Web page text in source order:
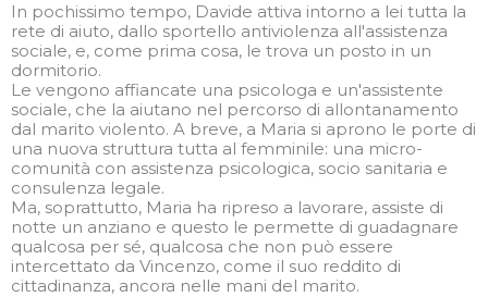
In pochissimo tempo, Davide attiva intorno a lei tutta la
rete di aiuto, dallo sportello antiviolenza all'assistenza
sociale, e, come prima cosa, le trova un posto in un
dormitorio.
Le vengono affiancate una psicologa e un'assistente
sociale, che la aiutano nel percorso di allontanamento
dal marito violento. A breve, a Maria si aprono le porte di
una nuova struttura tutta al femminile: una micro-
comunità con assistenza psicologica, socio sanitaria e
consulenza legale.
Ma, soprattutto, Maria ha ripreso a lavorare, assiste di
notte un anziano e questo le permette di guadagnare
qualcosa per sé, qualcosa che non può essere
intercettato da Vincenzo, come il suo reddito di
cittadinanza, ancora nelle mani del marito.